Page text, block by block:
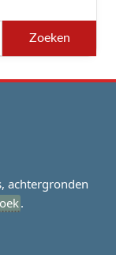
achtergronden
.